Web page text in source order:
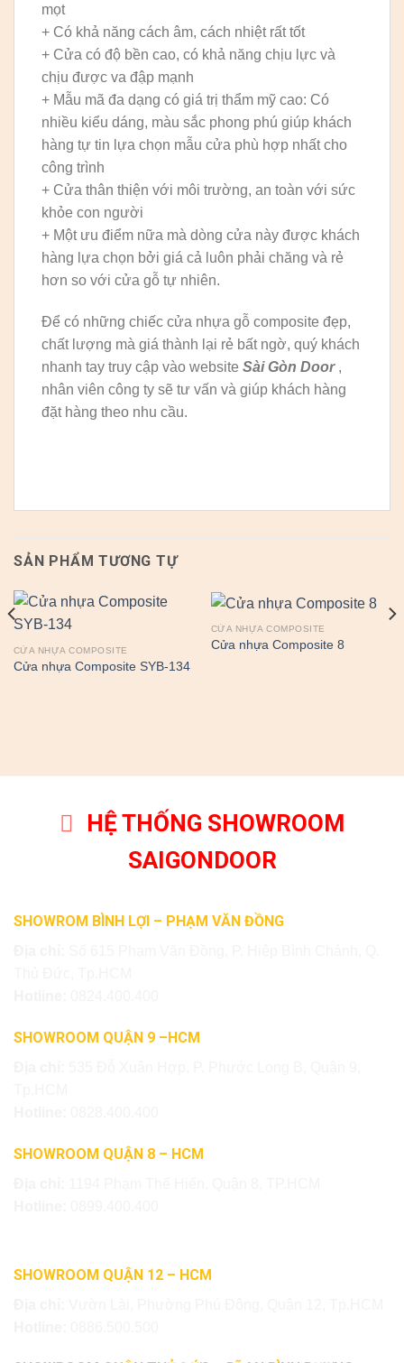
mọt
+ Có khả năng cách âm, cách nhiệt rất tốt
+ Cửa có độ bền cao, có khả năng chịu lực và
chịu được va đập mạnh
+ Mẫu mã đa dạng có giá trị thẩm mỹ cao: Có
nhiều kiểu dáng, màu sắc phong phú giúp khách
hàng tự tin lựa chọn mẫu cửa phù hợp nhất cho
công trình
+ Cửa thân thiện với môi trường, an toàn với sức
khỏe con người
+ Một ưu điểm nữa mà dòng cửa này được khách
hàng lựa chọn bởi giá cả luôn phải chăng và rẻ
hơn so với cửa gỗ tự nhiên.
Để có những chiếc cửa nhựa gỗ composite đẹp,
chất lượng mà giá thành lại rẻ bất ngờ, quý khách
nhanh tay truy cập vào website Sài Gòn Door,
nhân viên công ty sẽ tư vấn và giúp khách hàng
đặt hàng theo nhu cầu.
SẢN PHẨM TƯƠNG TỰ
CỬA NHỰA COMPOSITE
Cửa nhựa Composite SYB-134
CỬA NHỰA COMPOSITE
Cửa nhựa Composite 8
HỆ THỐNG SHOWROOM
SAIGONDOOR
SHOWROM BÌNH LỢI – PHẠM VĂN ĐỒNG
SHOWROOM QUẬN 9 –HCM
SHOWROOM QUẬN 8 – HCM
SHOWROOM QUẬN 12 – HCM